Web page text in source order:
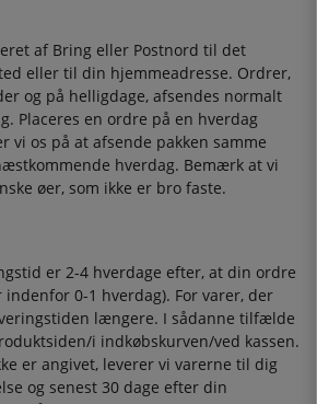
af Bring eller Postnord til det
eller til din hjemmeadresse. Ordrer,
og på helligdage, afsendes normalt
Placeres en ordre på en hverdag
vi os på at afsende pakken samme
hverdag. Bemærk at vi
øer, som ikke er bro faste.
er 2-4 hverdage efter, at din ordre
0-1 hverdag). For varer, der
længere. I sådanne tilfælde
i indkøbskurven/ved kassen.
er angivet, leverer vi varerne til dig
og senest 30 dage efter din